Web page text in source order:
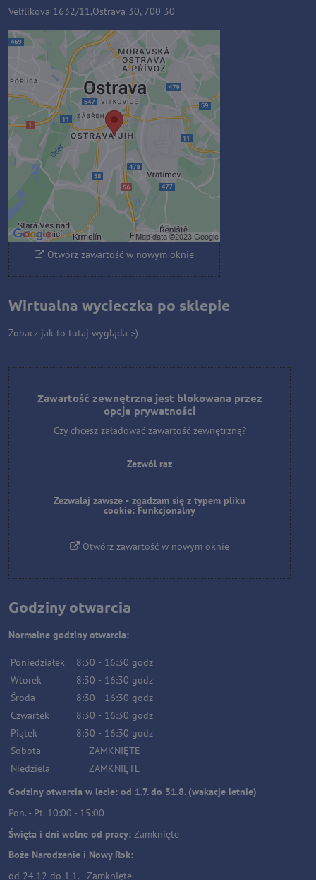
Velflíkova 1632/11,Ostrava 30, 700 30
Zawartość zewnętrzna jest
blokowana przez opcje
prywatności
Czy chcesz załadować zawartość
zewnętrzną?
Zezwól raz
Zezwalaj zawsze - zgadzam się z
typem pliku cookie: Funkcjonalny
Otwórz zawartość w nowym oknie
Wirtualna wycieczka po sklepie
Zobacz jak to tutaj wygląda :-)
Zawartość zewnętrzna jest blokowana przez
opcje prywatności
Czy chcesz załadować zawartość zewnętrzną?
Zezwól raz
Zezwalaj zawsze - zgadzam się z typem pliku
cookie: Funkcjonalny
Otwórz zawartość w nowym oknie
Godziny otwarcia
Normalne godziny otwarcia:
Poniedziałek 8:30 - 16:30 godz
Wtorek
8:30 - 16:30 godz
Środa
8:30 - 16:30 godz
Czwartek
8:30 - 16:30 godz
Piątek
8:30 - 16:30 godz
Sobota
ZAMKNIĘTE
Niedziela
ZAMKNIĘTE
Godziny otwarcia w lecie: od 1.7. do 31.8. (wakacje letnie)
Pon. - Pt. 10:00 - 15:00
Święta i dni wolne od pracy: Zamknięte
Boże Narodzenie i Nowy Rok:
od 24.12 do 1.1. - Zamknięte